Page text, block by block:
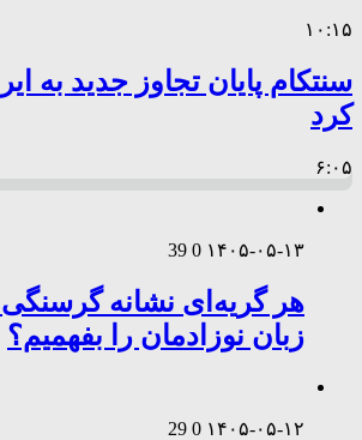
۱۰:۱۵
سنتکام پایان تجاوز جدید به
کرد
۶:۰۵
۱۴۰۵-۰۵-۱۳ 0
39
هر گریه‌ای نشانه
زبان نوزادمان را بفهمیم؟
۱۴۰۵-۰۵-۱۲ 0
29